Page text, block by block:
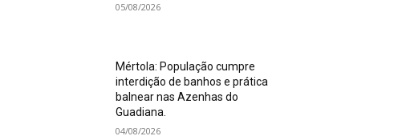
05/08/2026
Mértola: População cumpre
interdição de banhos e prática
balnear nas Azenhas do
Guadiana.
04/08/2026